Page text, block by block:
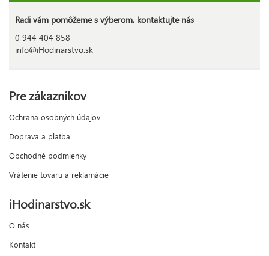
Radi vám pomôžeme s výberom, kontaktujte nás
0 944 404 858
info@iHodinarstvo.sk
Pre zákazníkov
Ochrana osobných údajov
Doprava a platba
Obchodné podmienky
Vrátenie tovaru a reklamácie
iHodinarstvo.sk
O nás
Kontakt